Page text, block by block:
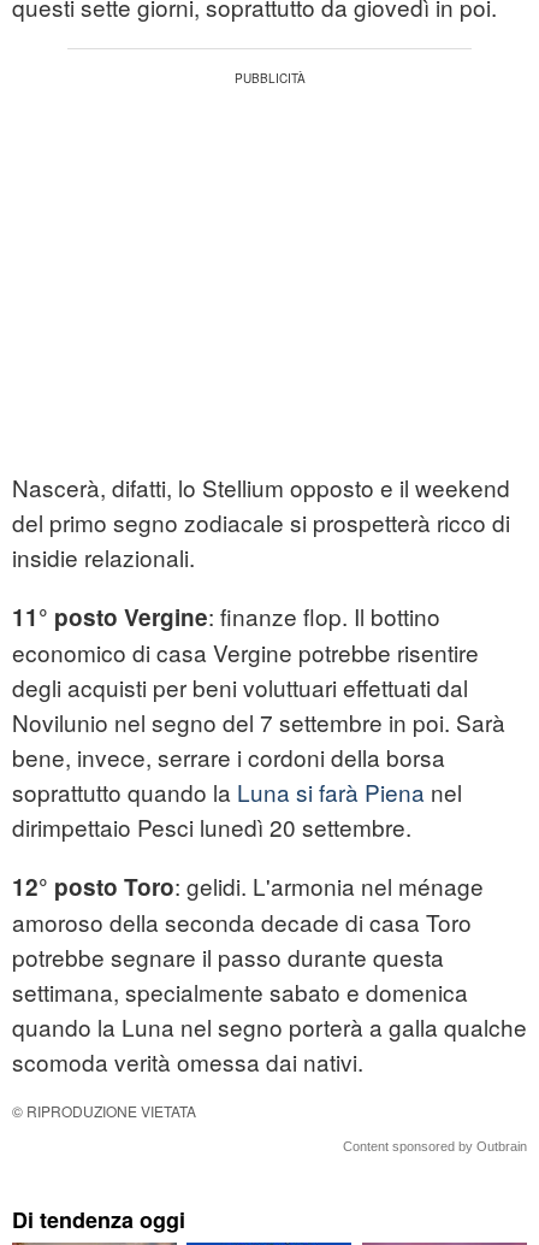
questi sette giorni, soprattutto da giovedì in poi.
Nascerà, difatti, lo Stellium opposto e il weekend
del primo segno zodiacale si prospetterà ricco di
insidie relazionali.
11° posto Vergine: finanze flop. Il bottino
economico di casa Vergine potrebbe risentire
degli acquisti per beni voluttuari effettuati dal
Novilunio nel segno del 7 settembre in poi. Sarà
bene, invece, serrare i cordoni della borsa
soprattutto quando la Luna si farà Piena nel
dirimpettaio Pesci lunedì 20 settembre.
12° posto Toro: gelidi. L'armonia nel ménage
amoroso della seconda decade di casa Toro
potrebbe segnare il passo durante questa
settimana, specialmente sabato e domenica
quando la Luna nel segno porterà a galla qualche
scomoda verità omessa dai nativi.
© RIPRODUZIONE VIETATA
Content sponsored by Outbrain
Di tendenza oggi